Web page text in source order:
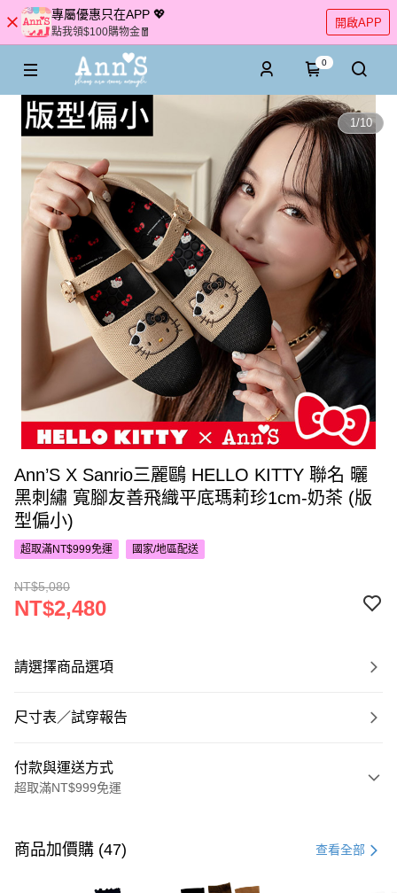
專屬優惠只在APP 💖
點我領$100購物金🧧
開啟APP
0
1/10
Ann’S X Sanrio三麗鷗 HELLO KITTY 聯名 曬
黑刺繡 寬腳友善飛織平底瑪莉珍1cm-奶茶 (版
型偏小)
超取滿NT$999免運 國家/地區配送
NT$5,080
NT$2,480
請選擇商品選項
尺寸表／試穿報告
付款與運送方式
超取滿NT$999免運
信用卡一次付款
商品加價購 (47) 查看全部